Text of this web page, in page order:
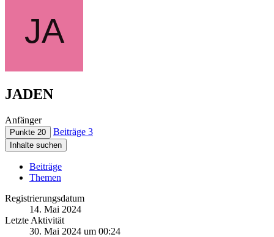
JADEN
Anfänger
Punkte 20 Beiträge 3
Inhalte suchen
Beiträge
Themen
Registrierungsdatum
14. Mai 2024
Letzte Aktivität
30. Mai 2024 um 00:24